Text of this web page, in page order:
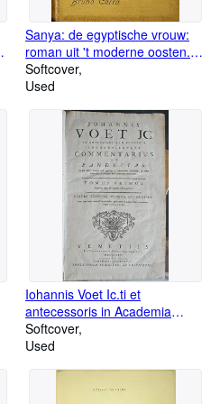
Sanya: de egyptische vrouw:
roman uit 't moderne oosten.:
Hollandsch van Ellen Forest.
Softcover
Used
Iohannis Voet Ic.ti et
antecessoris in Academia
Lugduno-Batava:
Commentarius ad Pandectas in
illustriores, jus etiam
Softcover
Used